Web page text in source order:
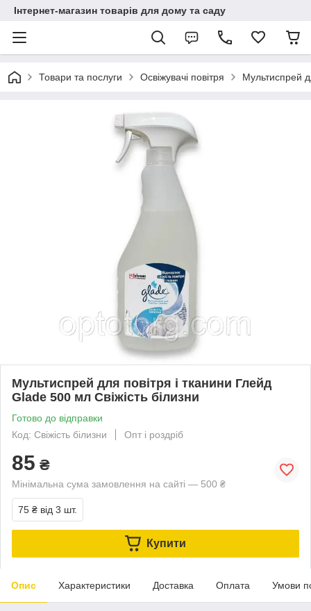
Інтернет-магазин товарів для дому та саду
Товари та послуги Освіжувачі повітря Мультиспрей
Мультиспрей для повітря і тканини Глейд
Glade 500 мл Свіжість білизни
Готово до відправки
Код: Свіжість білизни
Опт і роздріб
85 ₴
Мінімальна сума замовлення на сайті — 500 ₴
75 ₴ від 3 шт.
Купити
Опис Характеристики Доставка Оплата Умови